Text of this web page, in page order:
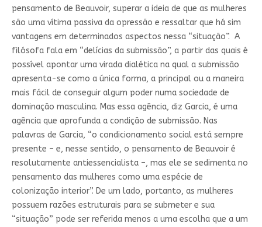
pensamento de Beauvoir, superar a ideia de que as mulheres
são uma vítima passiva da opressão e ressaltar que há sim
vantagens em determinados aspectos nessa “situação”. A
filósofa fala em “delícias da submissão”, a partir das quais é
possível apontar uma virada dialética na qual a submissão
apresenta-se como a única forma, a principal ou a maneira
mais fácil de conseguir algum poder numa sociedade de
dominação masculina. Mas essa agência, diz Garcia, é uma
agência que aprofunda a condição de submissão. Nas
palavras de Garcia, “o condicionamento social está sempre
presente – e, nesse sentido, o pensamento de Beauvoir é
resolutamente antiessencialista –, mas ele se sedimenta no
pensamento das mulheres como uma espécie de
colonização interior”. De um lado, portanto, as mulheres
possuem razões estruturais para se submeter e sua
“situação” pode ser referida menos a uma escolha que a um